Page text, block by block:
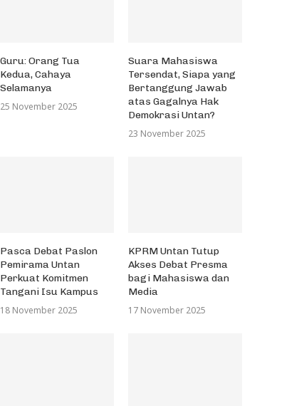
Guru: Orang Tua
Kedua, Cahaya
Selamanya
25 November 2025
Suara Mahasiswa
Tersendat, Siapa yang
Bertanggung Jawab
atas Gagalnya Hak
Demokrasi Untan?
23 November 2025
Pasca Debat Paslon
Pemirama Untan
Perkuat Komitmen
Tangani Isu Kampus
18 November 2025
KPRM Untan Tutup
Akses Debat Presma
bagi Mahasiswa dan
Media
17 November 2025